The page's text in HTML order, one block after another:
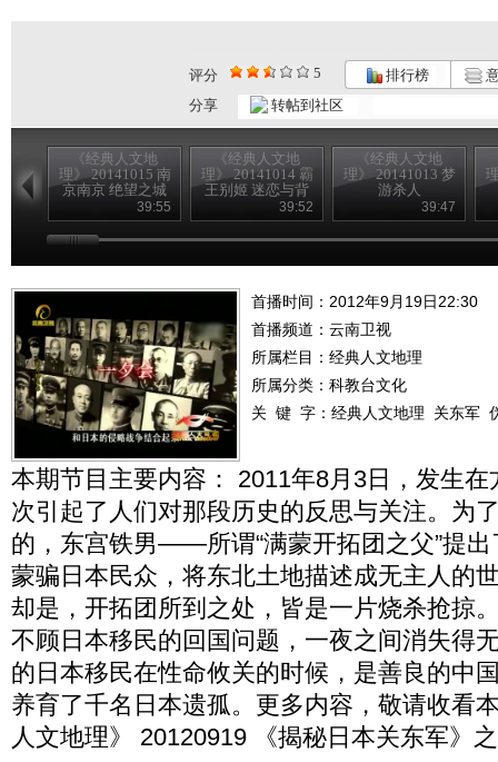
评分 5 排行榜
分享
转帖到社区
《经典人文地
理》 20141015 南
京南京 绝望之城
39:55
《经典人文地
理》 20141014 霸
王别姬 迷恋与背
39:52
《经典人文地
理》 20141013 梦
游杀人
39:47
首播时间：2012年9月19日22:30
首播频道： 云南卫视
所属栏目： 经典人文地理
所属分类：科教台文化
关 键 字： 经典人文地理 关东军
本期节目主要内容： 2011年8月3日，发生
次引起了人们对那段历史的反思与关注。为
的，东宫铁男——所谓“满蒙开拓团之父”提出
蒙骗日本民众，将东北土地描述成无主人的
却是，开拓团所到之处，皆是一片烧杀抢掠
不顾日本移民的回国问题，一夜之间消失得
的日本移民在性命攸关的时候，是善良的中
养育了千名日本遗孤。更多内容，敬请收看
人文地理》 20120919 《揭秘日本关东军》